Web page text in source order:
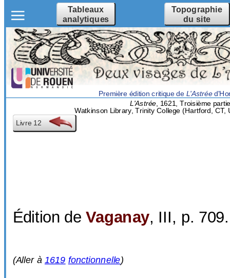
Tableaux
analytiques
Topographie
du site
Première édition critique de L'Astrée
L'Astrée, 1621, Troisième
Watkinson Library, Trinity College (Hartford, CT,
Livre 12
Édition deVaganay, III, p. 709.
(Aller à 1619 fonctionnelle)